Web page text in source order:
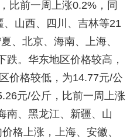
比前一周上涨0.2%，同
、山西、四川、吉林等21
、北京、海南、上海、
跌。华东地区价格较高，
价格较低，为14.77元/公
元/公斤，比前一周上涨
南、黑龙江、新疆、山
格上涨，上海、安徽、